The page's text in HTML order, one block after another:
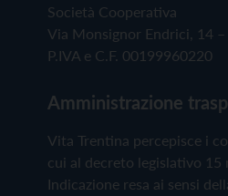
Società Cooperativa
Via Monsignor Endrici, 14
P.IVA e C.F. 00199960220
Amministrazione
Vita Trentina percepisce i
cui al decreto legislativo 15
Indicazione resa ai sensi